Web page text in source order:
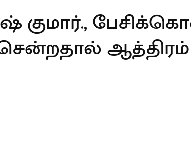
குமார்.,
சென்றதால் ஆத்திரம்